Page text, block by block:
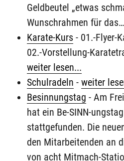
Geldbeutel „etwas
Wunschrahmen für
Karate-Kurs - 01.-Flyer-
02.-Vorstellung-
weiter lesen...
Schulradeln - weiter
Besinnungstag - Am
hat ein Be-SINN-
stattgefunden. Die
den Mitarbeitenden an
von acht Mitmach-